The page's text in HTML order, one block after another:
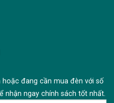
đang cần mua đèn với số
nhận ngay chính sách tốt nhất.